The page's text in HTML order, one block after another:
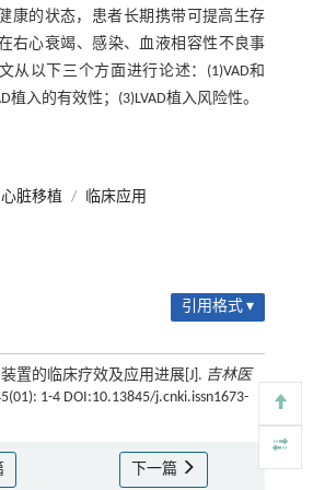
康的状态，患者长期携带可提高生存
右心衰竭、感染、血液相容性不良事
从以下三个方面进行论述：(1)VAD和
植入的有效性；(3)LVAD植入风险性。
心脏移植 / 临床应用
引用格式 ▾
置的临床疗效及应用进展[J]. 吉林医
1-4 DOI:10.13845/j.cnki.issn1673-
下一篇